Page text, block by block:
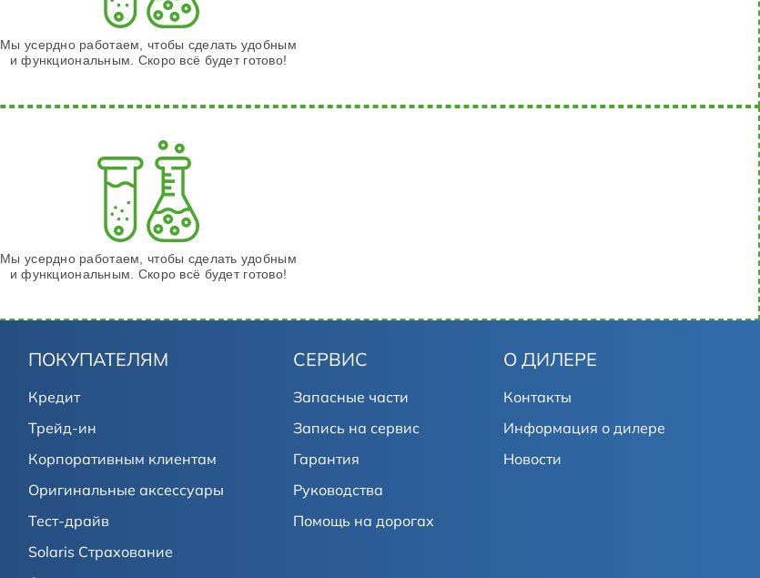
Мы усердно работаем, чтобы сделать удобным
и функциональным. Скоро всё будет готово!
Мы усердно работаем, чтобы сделать удобным
и функциональным. Скоро всё будет готово!
ПОКУПАТЕЛЯМ
Кредит
Трейд-ин
Корпоративным клиентам
Оригинальные аксессуары
Тест-драйв
Solaris Страхование
СЕРВИС
Запасные части
Запись на сервис
Гарантия
Руководства
Помощь на дорогах
О ДИЛЕРЕ
Контакты
Информация о дилере
Новости